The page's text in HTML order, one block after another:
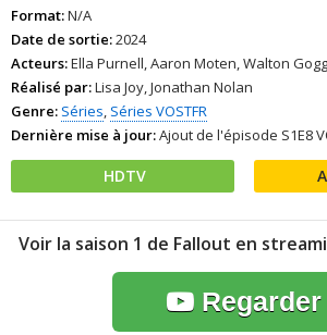
Format:N/A
Date de sortie:2024
Acteurs:Ella Purnell, Aaron Moten, Walton
Réalisé par:Lisa Joy, Jonathan Nolan
Genre: Séries, Séries VOSTFR
Dernière mise à jour:Ajout de l'épisode S1E8
HDTV
Voir la saison 1 de Fallout en
Regarder